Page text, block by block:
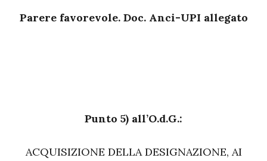
Parere favorevole. Doc. Anci-UPI allegato
Punto 5) all’O.d.G.:
ACQUISIZIONE DELLA DESIGNAZIONE, AI